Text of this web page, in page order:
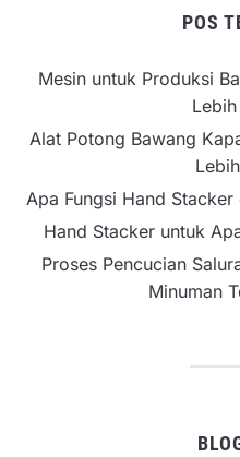
POS
Mesin untuk Produksi
Alat Potong Bawang
Apa Fungsi Hand
Hand Stacker untuk
Proses Pencucian
Minuman